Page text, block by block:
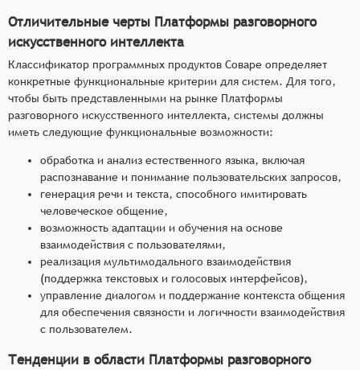
Отличительные черты Платформы разговорного
искусственного интеллекта
Классификатор программных продуктов Соваре определяет
конкретные функциональные критерии для систем. Для того,
чтобы быть представленными на рынке Платформы
разговорного искусственного интеллекта, системы должны
иметь следующие функциональные возможности:
обработка и анализ естественного языка, включая
распознавание и понимание пользовательских запросов,
генерация речи и текста, способного имитировать
человеческое общение,
возможность адаптации и обучения на основе
взаимодействия с пользователями,
реализация мультимодального взаимодействия
(поддержка текстовых и голосовых интерфейсов),
управление диалогом и поддержание контекста общения
для обеспечения связности и логичности взаимодействия
с пользователем.
Тенденции в области Платформы разговорного